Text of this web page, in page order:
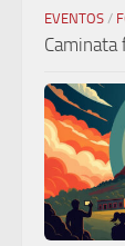
EVENTOS /
Caminata